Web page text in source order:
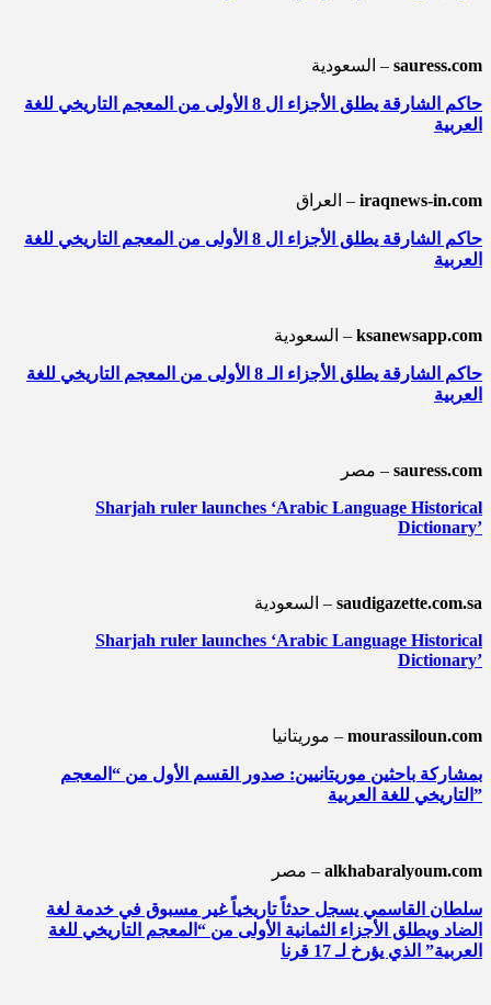
السعودية – sauress.com
حاكم الشارقة يطلق الأجزاء ال 8 الأولى من المعجم التاريخي للغة
العربية
العراق – iraqnews-in.com
حاكم الشارقة يطلق الأجزاء ال 8 الأولى من المعجم التاريخي للغة
العربية
السعودية – ksanewsapp.com
حاكم الشارقة يطلق الأجزاء الـ 8 الأولى من المعجم التاريخي للغة
العربية
مصر – sauress.com
Sharjah ruler launches ‘Arabic Language Historical
Dictionary’
السعودية – saudigazette.com.sa
Sharjah ruler launches ‘Arabic Language Historical
Dictionary’
موريتانيا – mourassiloun.com
بمشاركة باحثين موريتانيين: صدور القسم الأول من “المعجم
التاريخي للغة العربية”
مصر – alkhabaralyoum.com
سلطان القاسمي يسجل حدثاً تاريخياً غير مسبوق في خدمة لغة
الضاد ويطلق الأجزاء الثمانية الأولى من “المعجم التاريخي للغة
العربية” الذي يؤرخ لـ 17 قرنا